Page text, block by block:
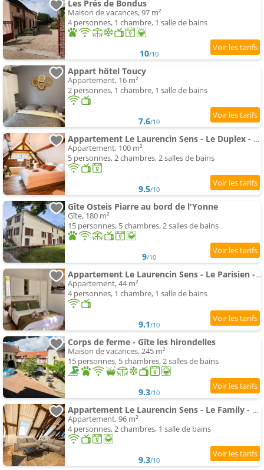
Les Prés de Bondus
Maison de vacances, 97 m²
4 personnes, 1 chambre, 1 salle de bains
10/10
Appart hôtel Toucy
Appartement, 16 m²
2 personnes, 1 chambre, 1 salle de bains
7.6/10
Appartement Le Laurencin Sens - Le Duplex - Cœur de ville
Appartement, 100 m²
5 personnes, 2 chambres, 2 salles de bains
9.5/10
Gîte Osteis Piarre au bord de l'Yonne
Gîte, 180 m²
15 personnes, 5 chambres, 2 salles de bains
9/10
Appartement Le Laurencin Sens - Le Parisien - Cœur de ville
Appartement, 44 m²
4 personnes, 1 chambre, 1 salle de bains
9.1/10
Corps de ferme - Gîte les hirondelles
Maison de vacances, 245 m²
15 personnes, 5 chambres, 2 salles de bains
9.3/10
Appartement Le Laurencin Sens - Le Family - Cœur de ville
Appartement, 96 m²
4 personnes, 2 chambres, 1 salle de bains
9.3/10